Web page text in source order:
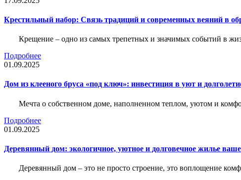
Крестильный набор: Связь традиций и современных веяний в
Крещение – одно из самых трепетных и значимых событий в
Подробнее
01.09.2025
Дом из клееного бруса «под ключ»: инвестиция в уют и
Мечта о собственном доме, наполненном теплом, уютом и
Подробнее
01.09.2025
Деревянный дом: экологичное, уютное и долговечное жилье
Деревянный дом – это не просто строение, это воплощение